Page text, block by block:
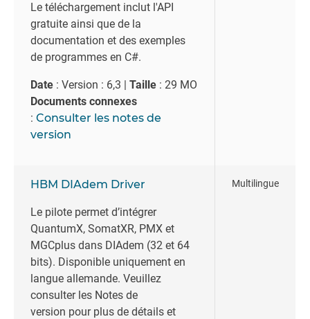
Le téléchargement inclut l'API
gratuite ainsi que de la
documentation et des exemples
de programmes en C#.
Date : Version : 6,3 | Taille : 29 MO
Documents connexes
: Consulter les notes de
version
HBM DIAdem Driver
Le pilote permet d’intégrer
QuantumX, SomatXR, PMX et
MGCplus dans DIAdem (32 et 64
bits). Disponible uniquement en
langue allemande. Veuillez
consulter les Notes de
version pour plus de détails et
Multilingue